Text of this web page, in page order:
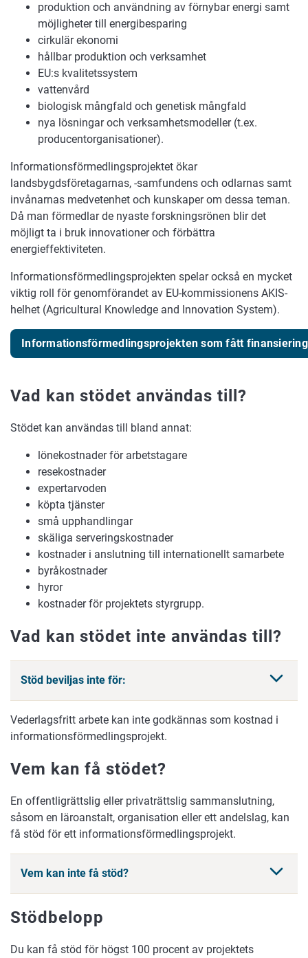
produktion och användning av förnybar energi samt
möjligheter till energibesparing
cirkulär ekonomi
hållbar produktion och verksamhet
EU:s kvalitetssystem
vattenvård
biologisk mångfald och genetisk mångfald
nya lösningar och verksamhetsmodeller (t.ex.
producentorganisationer).
Informationsförmedlingsprojektet ökar
landsbygdsföretagarnas, -samfundens och odlarnas samt
invånarnas medvetenhet och kunskaper om dessa teman.
Då man förmedlar de nyaste forskningsrönen blir det
möjligt ta i bruk innovationer och förbättra
energieffektiviteten.
Informationsförmedlingsprojekten spelar också en mycket
viktig roll för genomförandet av EU-kommissionens AKIS-
helhet (Agricultural Knowledge and Innovation System).
Informationsförmedlingsprojekten som fått
Vad kan stödet användas till?
Stödet kan användas till bland annat:
lönekostnader för arbetstagare
resekostnader
expertarvoden
köpta tjänster
små upphandlingar
skäliga serveringskostnader
kostnader i anslutning till internationellt samarbete
byråkostnader
hyror
kostnader för projektets styrgrupp.
Vad kan stödet inte användas till?
Stöd beviljas inte för:
Vederlagsfritt arbete kan inte godkännas som kostnad i
informationsförmedlingsprojekt.
Vem kan få stödet?
En offentligrättslig eller privaträttslig sammanslutning,
såsom en läroanstalt, organisation eller ett andelslag, kan
få stöd för ett informationsförmedlingsprojekt.
Vem kan inte få stöd?
Stödbelopp
Du kan få stöd för högst 100 procent av projektets